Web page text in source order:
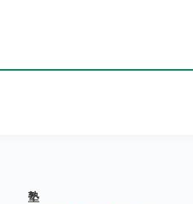
塾